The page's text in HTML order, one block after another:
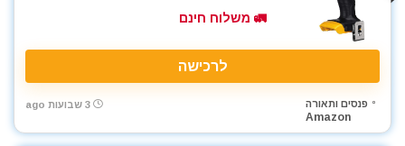
🚛 משלוח חינם
לרכישה
פנסים ותאורה
Amazon
3 שבועות ago